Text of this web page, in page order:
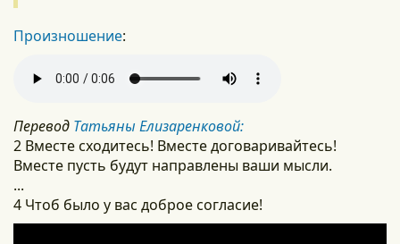
Произношение:
Перевод Татьяны Елизаренковой:
2 Вместе сходитесь! Вместе договаривайтесь!
Вместе пусть будут направлены ваши мысли.
...
4 Чтоб было у вас доброе согласие!